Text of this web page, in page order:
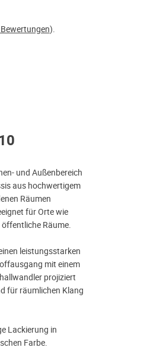
).
und Außenbereich
aus hochwertigem
Räumen
für Orte wie
Räume.
leistungsstarken
mit einem
projiziert
für räumlichen Klang
Lackierung in
Farbe.